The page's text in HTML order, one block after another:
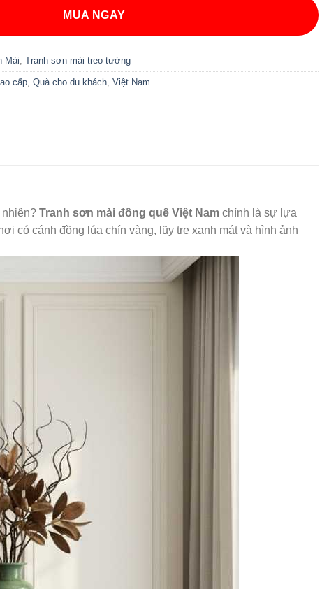
MUA NGAY
Mài, Tranh sơn mài treo tường
cấp, Quà cho du khách, Việt Nam
nhiên? Tranh sơn mài đồng quê Việt Nam chính là sự lựa
có cánh đồng lúa chín vàng, lũy tre xanh mát và hình ảnh